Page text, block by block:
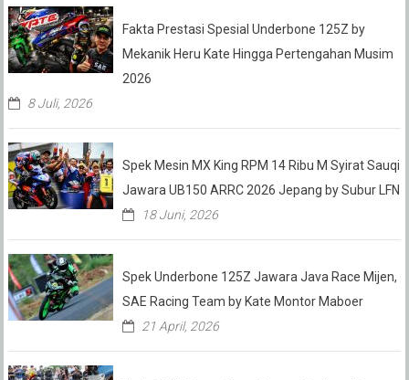
Fakta Prestasi Spesial Underbone 125Z by
Mekanik Heru Kate Hingga Pertengahan Musim
2026
8 Juli, 2026
Spek Mesin MX King RPM 14 Ribu M Syirat Sauqi
Jawara UB150 ARRC 2026 Jepang by Subur LFN
18 Juni, 2026
Spek Underbone 125Z Jawara Java Race Mijen,
SAE Racing Team by Kate Montor Maboer
21 April, 2026